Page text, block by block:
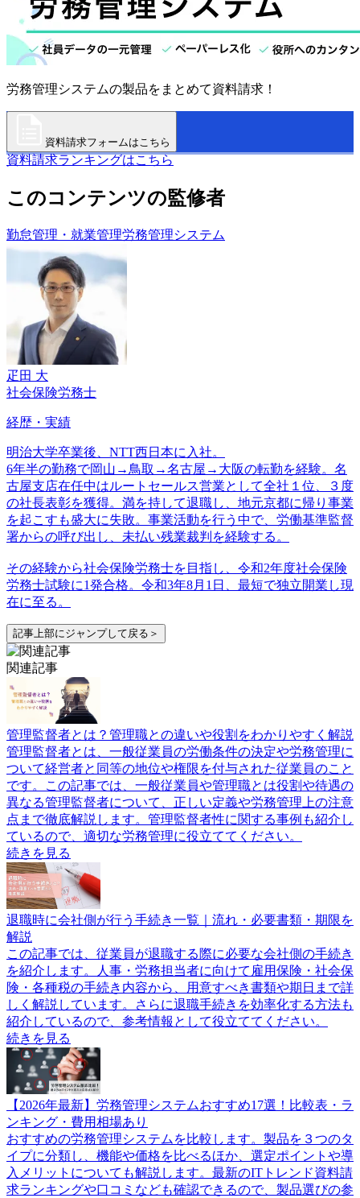
労務管理システムの製品をまとめて資料請求！
資料請求フォームはこちら
資料請求ランキングはこちら
このコンテンツの監修者
勤怠管理・就業管理労務管理システム
疋田 大
社会保険労務士
経歴・実績
明治大学卒業後、NTT西日本に入社。
6年半の勤務で岡山→鳥取→名古屋→大阪の転勤を経験。名
古屋支店在任中はルートセールス営業として全社１位、３度
の社長表彰を獲得。満を持して退職し、地元京都に帰り事業
を起こすも盛大に失敗。事業活動を行う中で、労働基準監督
署からの呼び出し、未払い残業裁判を経験する。
その経験から社会保険労務士を目指し、令和2年度社会保険
労務士試験に1発合格。令和3年8月1日、最短で独立開業し現
在に至る。
記事上部にジャンプして戻る＞
関連記事
管理監督者とは？管理職との違いや役割をわかりやすく解説
管理監督者とは、一般従業員の労働条件の決定や労務管理に
ついて経営者と同等の地位や権限を付与された従業員のこと
です。この記事では、一般従業員や管理職とは役割や待遇の
異なる管理監督者について、正しい定義や労務管理上の注意
点まで徹底解説します。管理監督者性に関する事例も紹介し
ているので、適切な労務管理に役立ててください。
続きを見る
退職時に会社側が行う手続き一覧｜流れ・必要書類・期限を
解説
この記事では、従業員が退職する際に必要な会社側の手続き
を紹介します。人事・労務担当者に向けて雇用保険・社会保
険・各種税の手続き内容から、用意すべき書類や期日まで詳
しく解説しています。さらに退職手続きを効率化する方法も
紹介しているので、参考情報として役立ててください。
続きを見る
【2026年最新】労務管理システムおすすめ17選！比較表・ラ
ンキング・費用相場あり
おすすめの労務管理システムを比較します。製品を３つのタ
イプに分類し、機能や価格を比べるほか、選定ポイントや導
入メリットについても解説します。最新のITトレンド資料請
求ランキングや口コミなども確認できるので、製品選びの参